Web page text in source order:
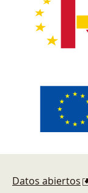
Datos abiertos